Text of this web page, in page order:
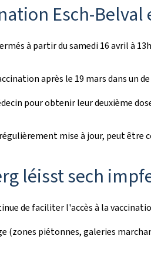
Esch-
à partir du samedi 16 avril à
après le 19 mars dans un
pour obtenir leur deuxième
mise à jour, peut être
léisst sech
de faciliter l'accès à la
(zones piétonnes, galeries